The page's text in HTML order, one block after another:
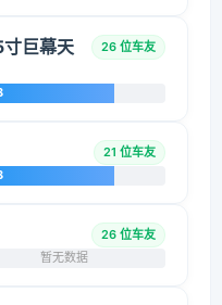
巨幕天
26 位车友
21 位车友
26 位车友
暂无数据